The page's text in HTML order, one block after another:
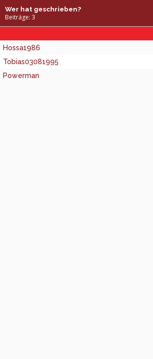
Wer hat geschrieben?
Beiträge: 3
Hossa1986
Tobias03081995
Powerman